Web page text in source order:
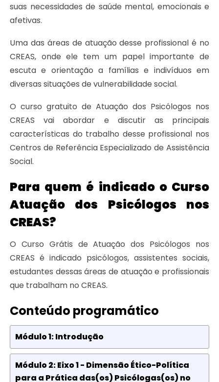
suas necessidades de saúde mental, emocionais e
afetivas.
Uma das áreas de atuação desse profissional é no
CREAS, onde ele tem um papel importante de
escuta e orientação a famílias e indivíduos em
diversas situações de vulnerabilidade social.
O curso gratuito de Atuação dos Psicólogos nos
CREAS vai abordar e discutir as principais
características do trabalho desse profissional nos
Centros de Referência Especializado de Assistência
Social.
Para quem é indicado o Curso
Atuação dos Psicólogos nos
CREAS?
O Curso Grátis de Atuação dos Psicólogos nos
CREAS é indicado psicólogos, assistentes sociais,
estudantes dessas áreas de atuação e profissionais
que trabalham no CREAS.
Conteúdo programático
Módulo 1: Introdução
Módulo 2: Eixo 1 - Dimensão Ético-Política
para a Prática das(os) Psicólogas(os) no